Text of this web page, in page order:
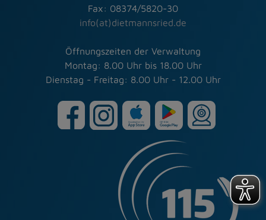
Fax: 08374/5820-30
info(at)dietmannsried.de
Öffnungszeiten der Verwaltung
Montag: 8.00 Uhr bis 18.00 Uhr
Dienstag - Freitag: 8.00 Uhr - 12.00 Uhr